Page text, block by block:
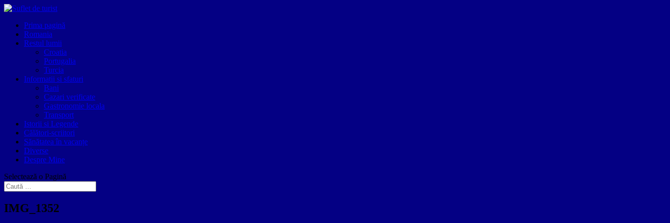
Prima pagină
Romania
Restul lumii
Croatia
Portugalia
Turcia
Informatii si sfaturi
Bani
Cazari verificate
Gastronomie locala
Transport
Istorii si Legende
Călători-scriitori
Sănătatea în vacanțe
Diverse
Despre Mine
Selectează o Pagină
IMG_1352